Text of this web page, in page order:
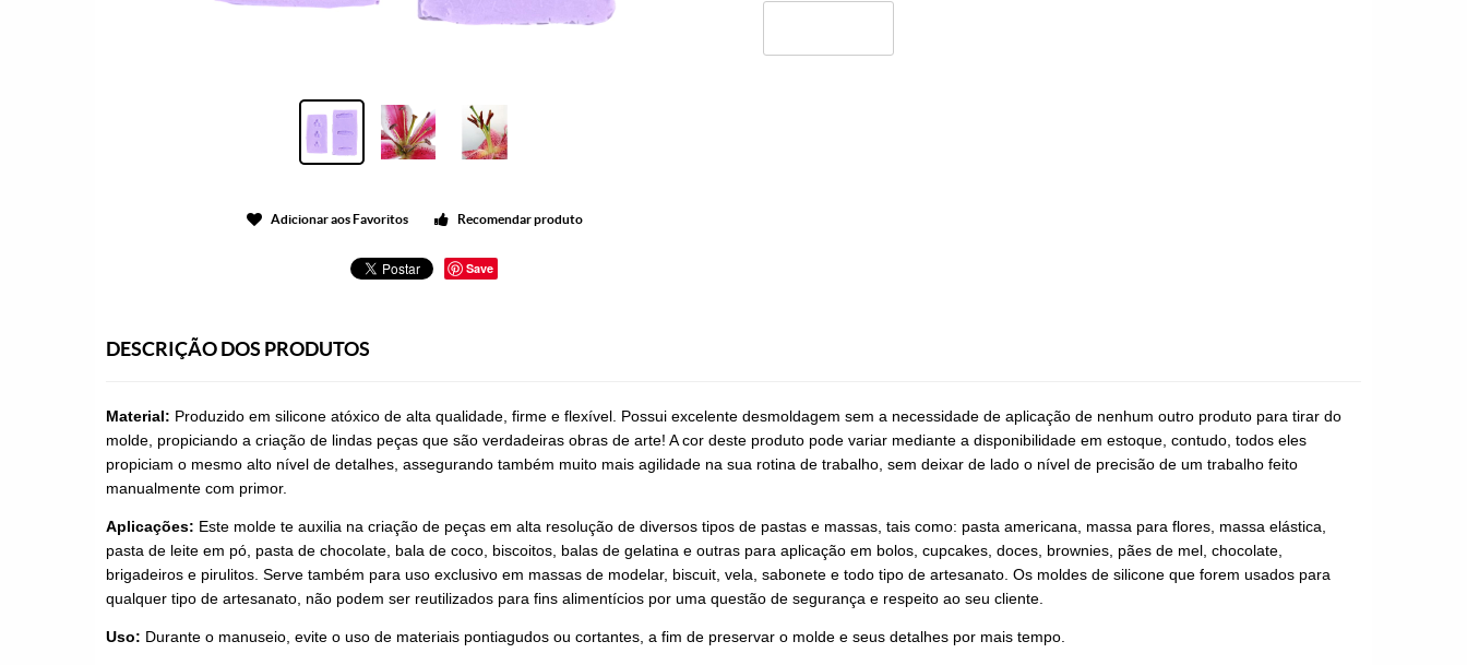
Adicionar aos Favoritos Recomendar produto
Save
DESCRIÇÃO DOS PRODUTOS
Material: Produzido em silicone atóxico de alta qualidade, firme e flexível. Possui excelente desmoldagem sem a necessidade de aplicação de nenhum outro produto para tirar do
molde, propiciando a criação de lindas peças que são verdadeiras obras de arte! A cor deste produto pode variar mediante a disponibilidade em estoque, contudo, todos eles
propiciam o mesmo alto nível de detalhes, assegurando também muito mais agilidade na sua rotina de trabalho, sem deixar de lado o nível de precisão de um trabalho feito
manualmente com primor.
Aplicações: Este molde te auxilia na criação de peças em alta resolução de diversos tipos de pastas e massas, tais como: pasta americana, massa para flores, massa elástica,
pasta de leite em pó, pasta de chocolate, bala de coco, biscoitos, balas de gelatina e outras para aplicação em bolos, cupcakes, doces, brownies, pães de mel, chocolate,
brigadeiros e pirulitos. Serve também para uso exclusivo em massas de modelar, biscuit, vela, sabonete e todo tipo de artesanato. Os moldes de silicone que forem usados para
qualquer tipo de artesanato, não podem ser reutilizados para fins alimentícios por uma questão de segurança e respeito ao seu cliente.
Uso: Durante o manuseio, evite o uso de materiais pontiagudos ou cortantes, a fim de preservar o molde e seus detalhes por mais tempo.